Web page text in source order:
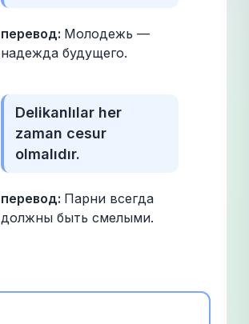
перевод: Молодежь —
надежда будущего.
Delikanlılar her
zaman cesur
olmalıdır.
перевод: Парни всегда
должны быть смелыми.